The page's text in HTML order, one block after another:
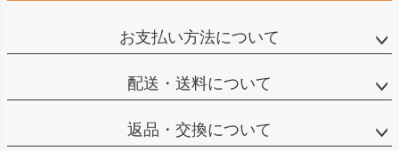
お支払い方法について
配送・送料について
返品・交換について